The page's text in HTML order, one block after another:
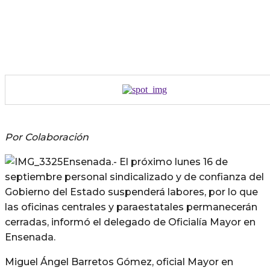
Por Colaboración
Ensenada.- El próximo lunes 16 de
septiembre personal sindicalizado y de confianza del
Gobierno del Estado suspenderá labores, por lo que
las oficinas centrales y paraestatales permanecerán
cerradas, informó el delegado de Oficialía Mayor en
Ensenada.
Miguel Ángel Barretos Gómez, oficial Mayor en